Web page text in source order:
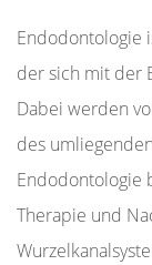
Endodontologie
der sich mit der
Dabei werden
des
Endodontologie
Therapie und